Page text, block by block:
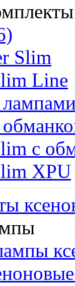
Slim
Line
с
XPU